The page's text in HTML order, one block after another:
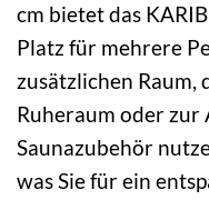
cm bietet das
Platz für mehrere
zusätzlichen Raum,
Ruheraum oder
Saunazubehör
was Sie für ein